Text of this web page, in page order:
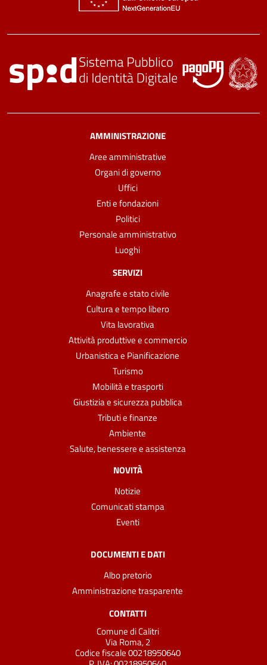
AMMINISTRAZIONE
Aree amministrative
Organi di governo
Uffici
Enti e fondazioni
Politici
Personale amministrativo
Luoghi
SERVIZI
Anagrafe e stato civile
Cultura e tempo libero
Vita lavorativa
Attività produttive e commercio
Urbanistica e Pianificazione
Turismo
Mobilità e trasporti
Giustizia e sicurezza pubblica
Tributi e finanze
Ambiente
Salute, benessere e assistenza
NOVITÀ
Notizie
Comunicati stampa
Eventi
DOCUMENTI E DATI
Albo pretorio
Amministrazione trasparente
CONTATTI
Comune di Calitri
Via Roma, 2
Codice fiscale 00218950640